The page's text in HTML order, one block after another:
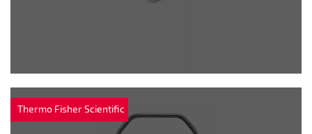
Thermo Fisher Scientific